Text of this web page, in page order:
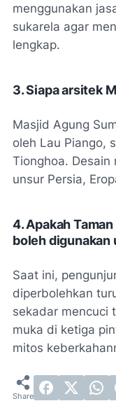
menggunakan
sukarela agar
lengkap.
3. Siapa arsitek
Masjid Agung
oleh Lau Piango,
Tionghoa. Desain
unsur Persia,
4. Apakah
boleh digunakan
Saat ini,
diperbolehkan
sekadar mencuci
muka di ketiga
mitos